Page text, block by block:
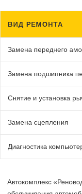
ВИД РЕМОНТА
Замена переднего
Замена подшипника
Снятие и установка
Замена сцепления
Диагностика
Автокомплекс